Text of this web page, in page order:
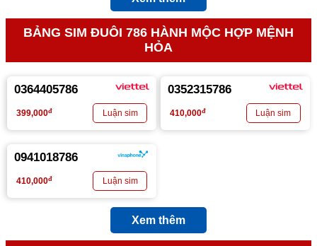
BẢNG SIM ĐUÔI 786 HÀNH MỘC HỢP MỆNH
HỎA
0364405786
399,000đ
0352315786
410,000đ
0941018786
410,000đ
Xem thêm